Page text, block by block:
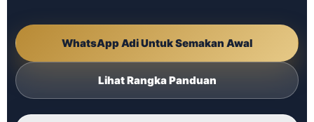
WhatsApp Adi Untuk Semakan Awal
Lihat Rangka Panduan